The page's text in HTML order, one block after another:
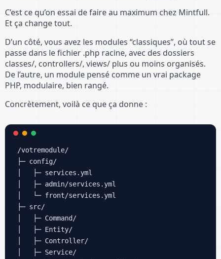
C’est ce qu’on essai de faire au maximum chez Mintfull.
Et ça change tout.
D’un côté, vous avez les modules “classiques”, où tout se
passe dans le fichier .php racine, avec des dossiers
classes/, controllers/, views/ plus ou moins organisés.
De l’autre, un module pensé comme un vrai package
PHP, modulaire, bien rangé.
Concrètement, voilà ce que ça donne :
/votremodule/
├─ config/
│   ├─ services.yml
│   ├─ admin/services.yml
│   └─ front/services.yml
├─ src/
│   ├─ Command/
│   ├─ Entity/
│   ├─ Controller/
│   ├─ Service/